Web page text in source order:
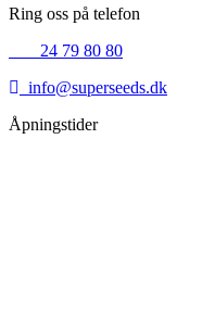
Ring oss på telefon
24 79 80 80
info@superseeds.dk
Åpningstider